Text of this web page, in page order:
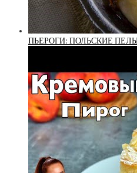
ПЬЕРОГИ: ПОЛЬСКИЕ